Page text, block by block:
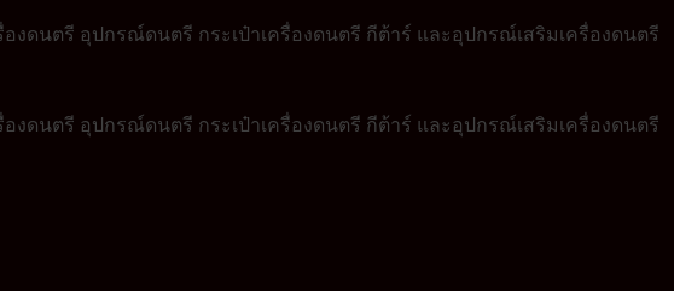
องดนตรี อุปกรณ์ดนตรี กระเป๋าเครื่องดนตรี กีต้าร์ และอุปกรณ์เสริมเครื่องดนตรี
องดนตรี อุปกรณ์ดนตรี กระเป๋าเครื่องดนตรี กีต้าร์ และอุปกรณ์เสริมเครื่องดนตรี